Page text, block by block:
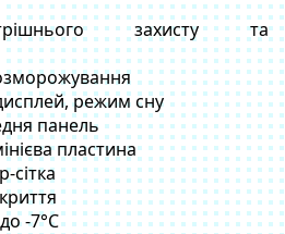
захисту та
режим сну
панель
пластина
сітка
-7°C